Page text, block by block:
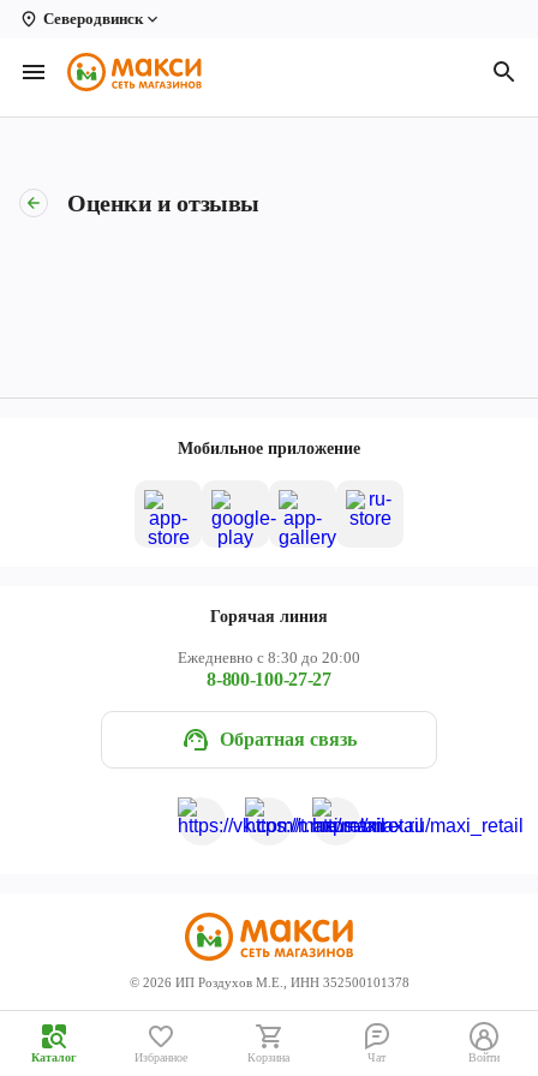
Северодвинск
Вологда
Архангельск
Киров
Новодвинск
Оценки и отзывы
Мобильное приложение
Горячая линия
Ежедневно с 8:30 до 20:00
8-800-100-27-27
Обратная связь
© 2026 ИП Роздухов М.Е., ИНН 352500101378
Каталог Избранное Корзина Чат Войти